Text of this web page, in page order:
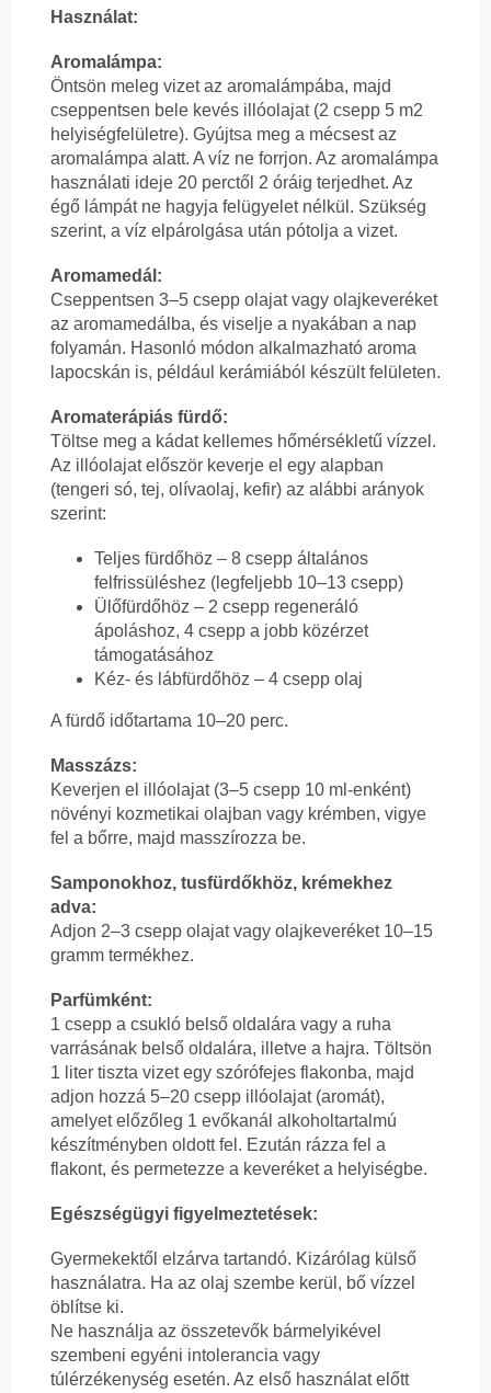
Használat:
Aromalámpa:
Öntsön meleg vizet az aromalámpába, majd
cseppentsen bele kevés illóolajat (2 csepp 5 m2
helyiségfelületre). Gyújtsa meg a mécsest az
aromalámpa alatt. A víz ne forrjon. Az aromalámpa
használati ideje 20 perctől 2 óráig terjedhet. Az
égő lámpát ne hagyja felügyelet nélkül. Szükség
szerint, a víz elpárolgása után pótolja a vizet.
Aromamedál:
Cseppentsen 3–5 csepp olajat vagy olajkeveréket
az aromamedálba, és viselje a nyakában a nap
folyamán. Hasonló módon alkalmazható aroma
lapocskán is, például kerámiából készült felületen.
Aromaterápiás fürdő:
Töltse meg a kádat kellemes hőmérsékletű vízzel.
Az illóolajat először keverje el egy alapban
(tengeri só, tej, olívaolaj, kefir) az alábbi arányok
szerint:
Teljes fürdőhöz – 8 csepp általános
felfrissüléshez (legfeljebb 10–13 csepp)
Ülőfürdőhöz – 2 csepp regeneráló
ápoláshoz, 4 csepp a jobb közérzet
támogatásához
Kéz- és lábfürdőhöz – 4 csepp olaj
A fürdő időtartama 10–20 perc.
Masszázs:
Keverjen el illóolajat (3–5 csepp 10 ml-enként)
növényi kozmetikai olajban vagy krémben, vigye
fel a bőrre, majd masszírozza be.
Samponokhoz, tusfürdőkhöz, krémekhez
adva:
Adjon 2–3 csepp olajat vagy olajkeveréket 10–15
gramm termékhez.
Parfümként:
1 csepp a csukló belső oldalára vagy a ruha
varrásának belső oldalára, illetve a hajra. Töltsön
1 liter tiszta vizet egy szórófejes flakonba, majd
adjon hozzá 5–20 csepp illóolajat (aromát),
amelyet előzőleg 1 evőkanál alkoholtartalmú
készítményben oldott fel. Ezután rázza fel a
flakont, és permetezze a keveréket a helyiségbe.
Egészségügyi figyelmeztetések:
Gyermekektől elzárva tartandó. Kizárólag külső
használatra. Ha az olaj szembe kerül, bő vízzel
öblítse ki.
Ne használja az összetevők bármelyikével
szembeni egyéni intolerancia vagy
túlérzékenység esetén. Az első használat előtt